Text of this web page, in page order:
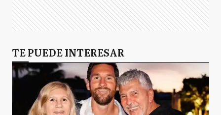
TE PUEDE INTERESAR